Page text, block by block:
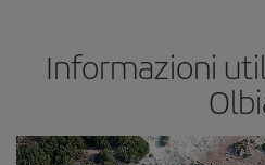
Informazioni